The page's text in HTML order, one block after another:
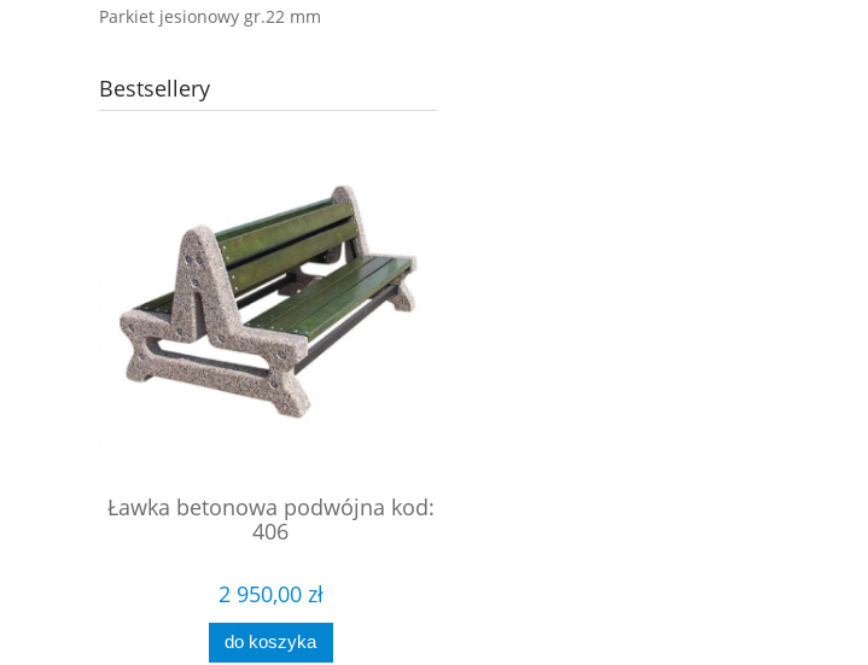
Parkiet jesionowy gr.22 mm
Bestsellery
Ławka betonowa podwójna kod:
406
2 950,00 zł
do koszyka